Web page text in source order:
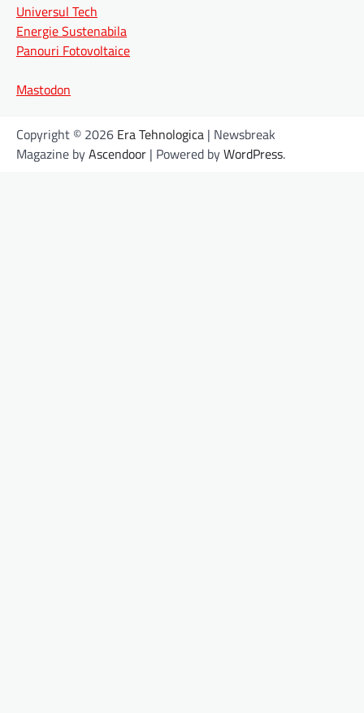
Universul Tech
Energie Sustenabila
Panouri Fotovoltaice
Mastodon
Copyright © 2026 Era Tehnologica | Newsbreak
Magazine byAscendoor | Powered byWordPress.